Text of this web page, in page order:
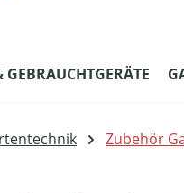
Zubehör